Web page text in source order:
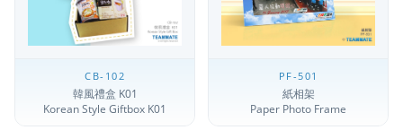
CB-102
韓風禮盒 K01
Korean Style Giftbox K01
PF-501
紙相架
Paper Photo Frame